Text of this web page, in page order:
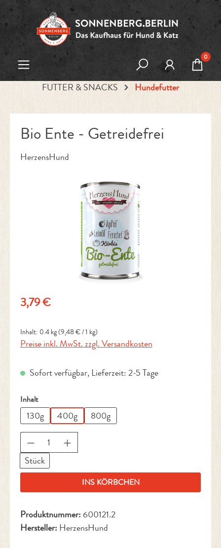
Zum Hauptinhalt springen
0
FUTTER & SNACKS Hundefutter
Bio Ente - Getreidefrei
HerzensHund
Regulärer Preis:
3,79 €
Inhalt: 0.4 kg(9,48 € / 1 kg)
Preise inkl. MwSt. zzgl. Versandkosten
Sofort verfügbar, Lieferzeit: 2-5 Tage
Inhaltauswählen
130g 400g 800g
Produkt Anzahl: Gib den gewünschten Wert
Stück
INS KÖRBCHEN
Produktnummer: 600121.2
Hersteller: HerzensHund